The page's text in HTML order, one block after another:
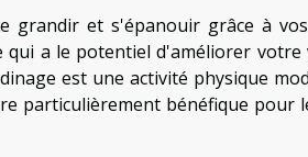
grandir et s'épanouir grâce à
qui a le potentiel d'améliorer votre
est une activité physique
particulièrement bénéfique pour